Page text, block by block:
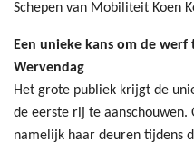
Schepen van Mobiliteit Koen
Een unieke kans om de werf
Wervendag
Het grote publiek krijgt de
de eerste rij te
namelijk haar deuren tijdens